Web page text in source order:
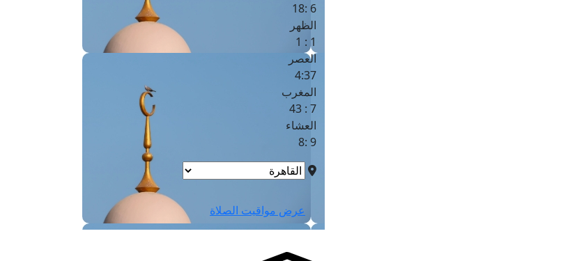
6 :18
الظهر
1 : 1
العصر
4:37
المغرب
7 : 43
العشاء
9 :8
عرض مواقيت الصلاة